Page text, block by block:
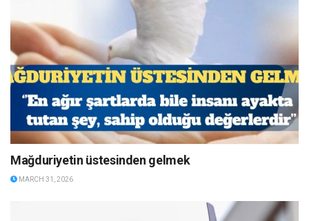
Mağduriyetin üstesinden gelmek
MARCH 31, 2026